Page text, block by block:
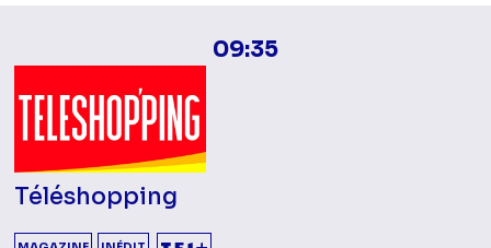
09:35
Téléshopping